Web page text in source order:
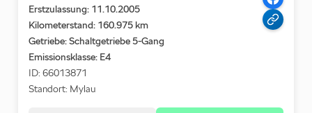
Erstzulassung: 11.10.2005
Kilometerstand: 160.975 km
Getriebe: Schaltgetriebe 5-Gang
Emissionsklasse: E4
ID: 66013871
Standort: Mylau